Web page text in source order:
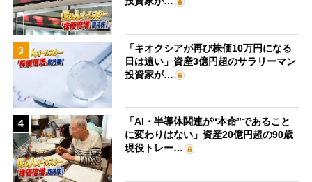
3
「キオクシアが再び株価10万円になる
日は遠い」資産3億円超のサラリーマン
投資家が…
4
「AI・半導体関連が“本命”であること
に変わりはない」資産20億円超の90歳
現役トレー…